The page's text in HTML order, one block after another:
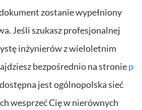
zostanie wypełniony
Jeśli szukasz profesjonalnej
inżynierów z wieloletnim
bezpośrednio na stroniep
jest ogólnopolska sieć
wesprzeć Cię w nierównych